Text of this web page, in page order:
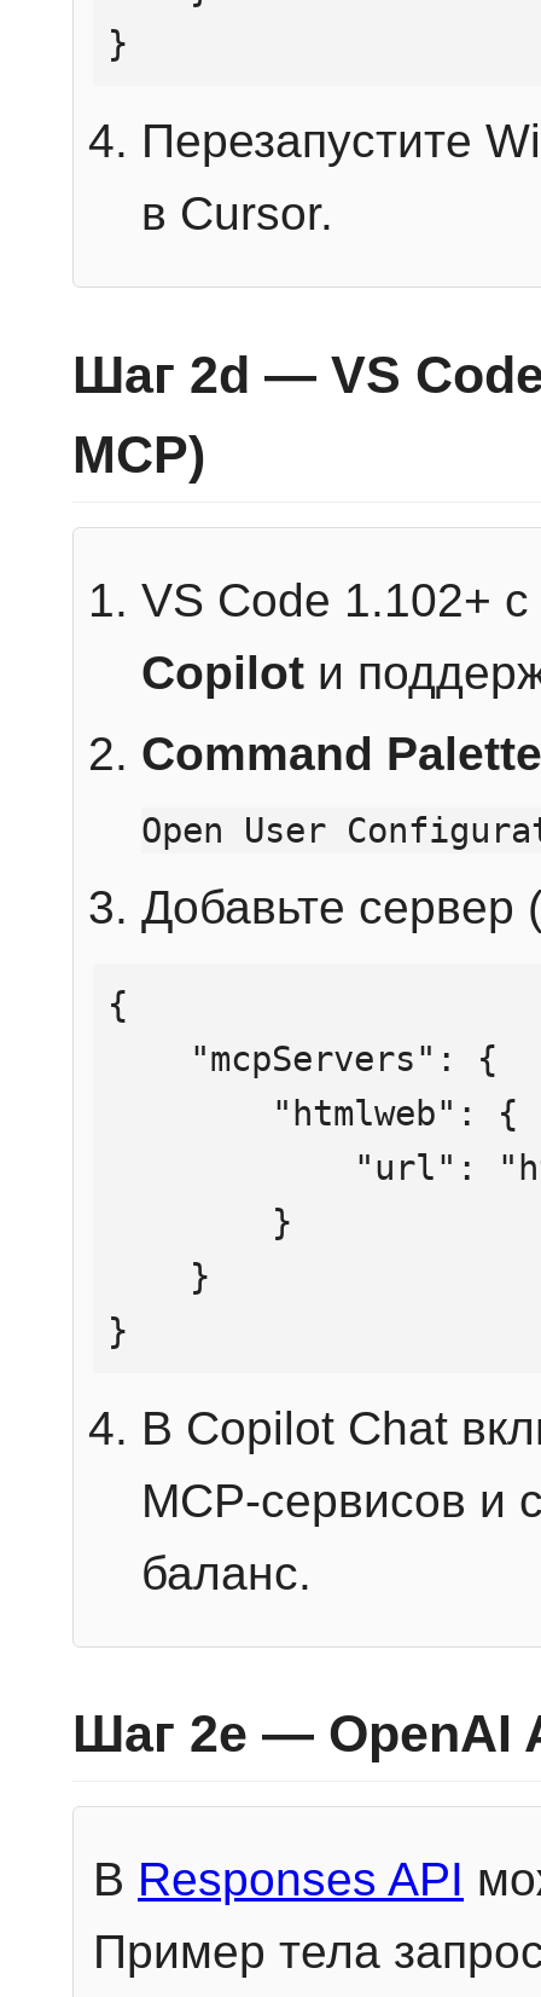
}
Перезапустите
в Cursor.
Шаг 2d — VS
MCP)
VS Code 1.102+
Copilot и
Command Palette
Open User
Добавьте сервер
{
}
В Copilot Chat
MCP-сервисов и
баланс.
Шаг 2e — OpenAI
В Responses API
Пример тела